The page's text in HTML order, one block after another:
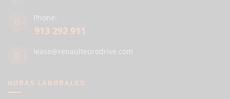
Phone:
913 292 911
lease@renaulteurodrive.com
HORAS LABORALES